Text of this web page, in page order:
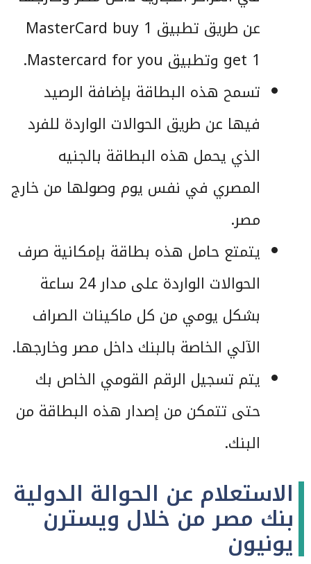
عن طريق تطبيق MasterCard buy 1
get 1 وتطبيق Mastercard for you.
تسمح هذه البطاقة بإضافة الرصيد
فيها عن طريق الحوالات الواردة للفرد
الذي يحمل هذه البطاقة بالجنيه
المصري في نفس يوم وصولها من خارج
مصر.
يتمتع حامل هذه بطاقة بإمكانية صرف
الحوالات الواردة على مدار 24 ساعة
بشكل يومي من كل ماكينات الصراف
الآلي الخاصة بالبنك داخل مصر وخارجها.
يتم تسجيل الرقم القومي الخاص بك
حتى تتمكن من إصدار هذه البطاقة من
البنك.
الاستعلام عن الحوالة الدولية
بنك مصر من خلال ويسترن
يونيون